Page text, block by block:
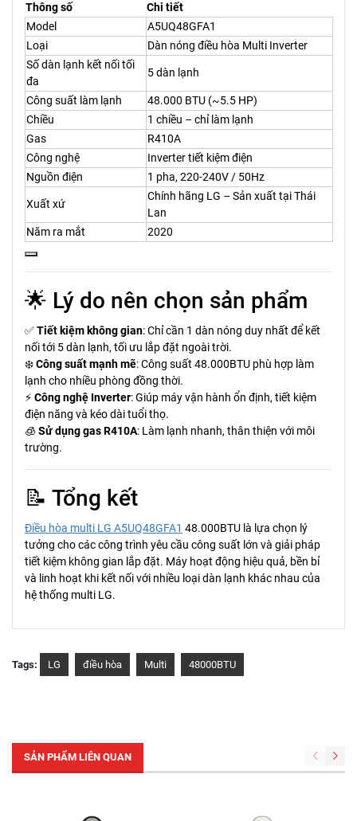
Thông số
Chi tiết
Model
A5UQ48GFA1
Loại
Dàn nóng điều hòa Multi Inverter
Số dàn lạnh kết nối tối
đa
5 dàn lạnh
Công suất làm lạnh
48.000 BTU (~5.5 HP)
Chiều
1 chiều – chỉ làm lạnh
Gas
R410A
Công nghệ
Inverter tiết kiệm điện
Nguồn điện
1 pha, 220-240V / 50Hz
Xuất xứ
Chính hãng LG – Sản xuất tại Thái
Lan
Năm ra mắt
2020
🌟 Lý do nên chọn sản phẩm
✅Tiết kiệm không gian: Chỉ cần 1 dàn nóng duy nhất để kết
nối tới 5 dàn lạnh, tối ưu lắp đặt ngoài trời.
❄️Công suất mạnh mẽ: Công suất 48.000BTU phù hợp làm
lạnh cho nhiều phòng đồng thời.
⚡Công nghệ Inverter: Giúp máy vận hành ổn định, tiết kiệm
điện năng và kéo dài tuổi thọ.
🧊Sử dụng gas R410A: Làm lạnh nhanh, thân thiện với môi
trường.
📝 Tổng kết
Điều hòa multi LG A5UQ48GFA1 48.000BTU là lựa chọn lý
tưởng cho các công trình yêu cầu công suất lớn và giải pháp
tiết kiệm không gian lắp đặt. Máy hoạt động hiệu quả, bền bỉ
và linh hoạt khi kết nối với nhiều loại dàn lạnh khác nhau của
hệ thống multi LG.
Tags: LG điều hòa Multi 48000BTU
SẢN PHẨM LIÊN QUAN